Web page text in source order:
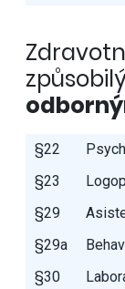
§22
§23
§29
§29a
§30